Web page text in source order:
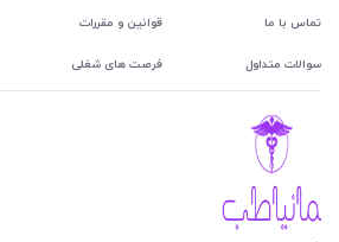
تماس با ما
سوالات متداول
قوانین و مقررات
فرصت های شغلی